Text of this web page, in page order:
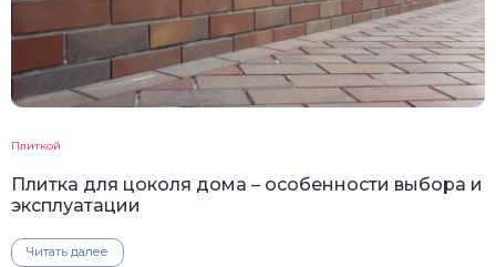
Плиткой
Плитка для цоколя дома – особенности выбора и
эксплуатации
Читать далее